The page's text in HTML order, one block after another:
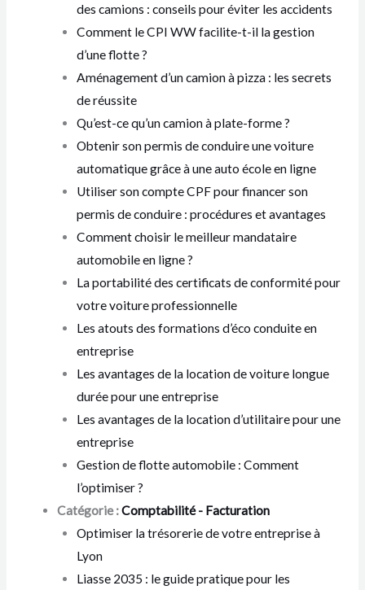
des camions : conseils pour éviter les accidents
Comment le CPI WW facilite-t-il la gestion
d’une flotte ?
Aménagement d’un camion à pizza : les secrets
de réussite
Qu’est-ce qu’un camion à plate-forme ?
Obtenir son permis de conduire une voiture
automatique grâce à une auto école en ligne
Utiliser son compte CPF pour financer son
permis de conduire : procédures et avantages
Comment choisir le meilleur mandataire
automobile en ligne ?
La portabilité des certificats de conformité pour
votre voiture professionnelle
Les atouts des formations d’éco conduite en
entreprise
Les avantages de la location de voiture longue
durée pour une entreprise
Les avantages de la location d’utilitaire pour une
entreprise
Gestion de flotte automobile : Comment
l’optimiser ?
Catégorie :Comptabilité - Facturation
Optimiser la trésorerie de votre entreprise à
Lyon
Liasse 2035 : le guide pratique pour les